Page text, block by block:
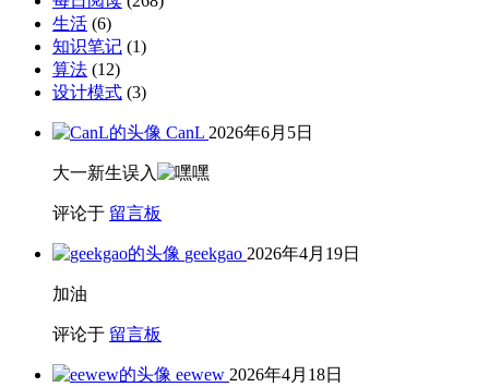
生活 (6)
知识笔记 (1)
算法 (12)
设计模式 (3)
CanL 2026年6月5日
大一新生误入
评论于 留言板
geekgao 2026年4月19日
加油
评论于 留言板
eewew 2026年4月18日